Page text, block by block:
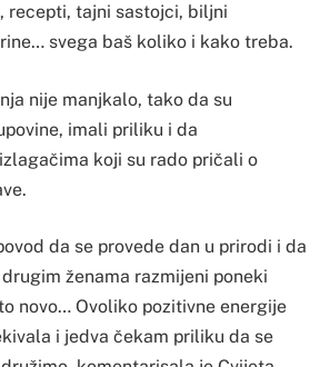
recepti, tajni sastojci, biljni
svega baš koliko i kako treba.
nije manjkalo, tako da su
imali priliku i da
koji su rado pričali o
da se provede dan u prirodi i da
ženama razmijeni poneki
novo… Ovoliko pozitivne energije
i jedva čekam priliku da se